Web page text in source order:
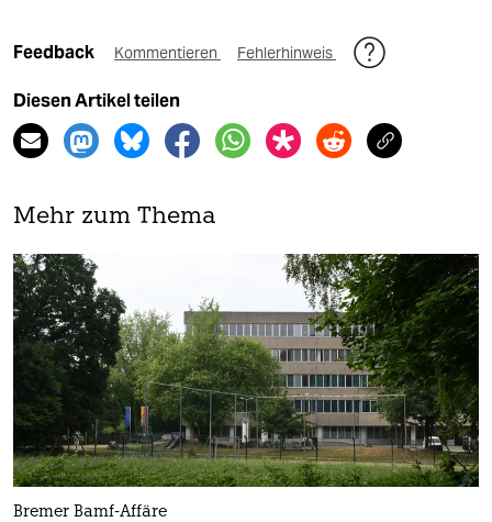
Feedback Kommentieren Fehlerhinweis
Diesen Artikel teilen
Mehr zum Thema
Bremer Bamf-Affäre